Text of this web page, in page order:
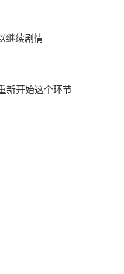
继续剧情
新开始这个环节